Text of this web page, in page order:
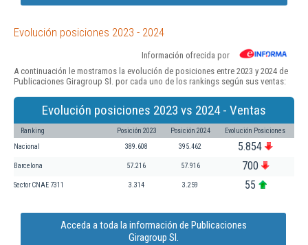
Evolución posiciones 2023 - 2024
Información ofrecida por
A continuación le mostramos la evolución de posiciones entre 2023 y 2024 de
Publicaciones Giragroup Sl. por cada uno de los rankings según sus ventas:
Evolución posiciones 2023 vs 2024 - Ventas
Ranking Posición 2023 Posición 2024 Evolución Posiciones
Nacional 389.608 395.462 5.854
Barcelona 57.216 57.916 700
Sector CNAE 7311 3.314 3.259 55
Acceda a toda la información de Publicaciones
Giragroup Sl.